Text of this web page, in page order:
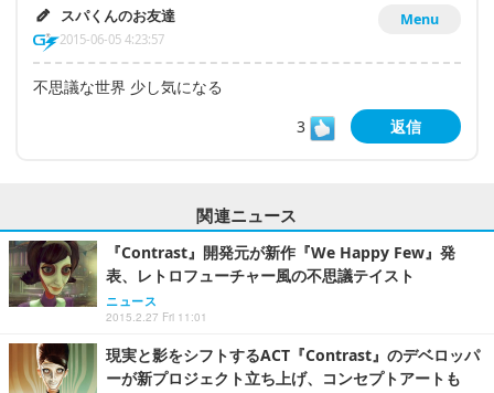
Menu
スパくんのお友達
2015-06-05 4:23:57
不思議な世界 少し気になる
3
返信
関連ニュース
『Contrast』開発元が新作『We Happy Few』発
表、レトロフューチャー風の不思議テイスト
ニュース
2015.2.27 Fri 11:01
現実と影をシフトするACT『Contrast』のデベロッパ
ーが新プロジェクト立ち上げ、コンセプトアートも